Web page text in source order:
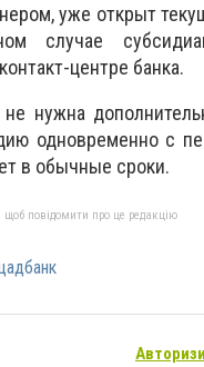
уже открыт
случае
центре банка.
нужна
одновременно с
в обычные сроки.
щоб повідомити про це редакцію